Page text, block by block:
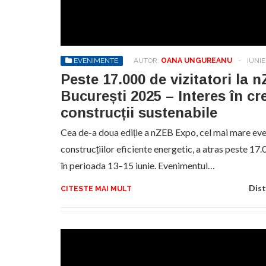
EVENIMENTE AUTOR: OANA UNGUREANU -
Peste 17.000 de vizitatori la
București 2025 – Interes în
construcții sustenabile
Cea de-a doua ediție a nZEB Expo, cel mai mare
construcțiilor eficiente energetic, a atras peste
în perioada 13–15 iunie. Evenimentul…
CITESTE MAI MULT